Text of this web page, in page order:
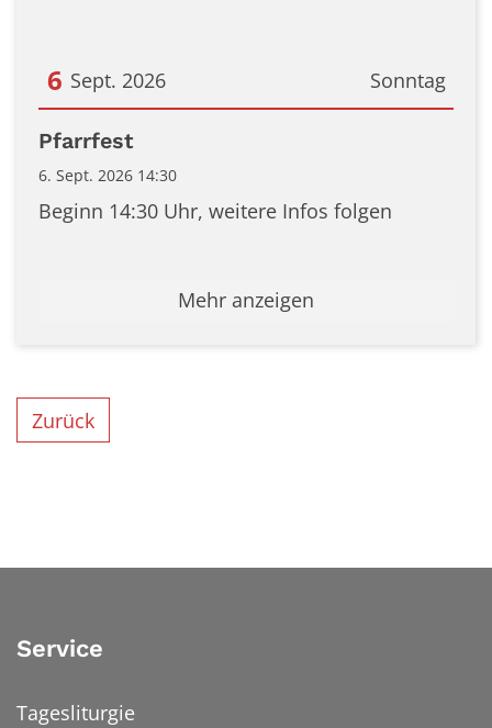
Sonntag
6 Sept. 2026
Datum: 6. September 2026
Pfarrfest
6. Sept. 2026 14:30
Beginn 14:30 Uhr, weitere Infos folgen
Mehr anzeigen
Zurück
Service
Tagesliturgie